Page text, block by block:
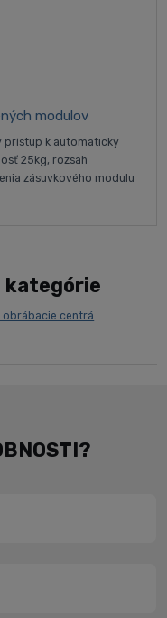
modulov
prístup k automaticky
25kg, rozsah
zásuvkového modulu
kategórie
obrábacie centrá